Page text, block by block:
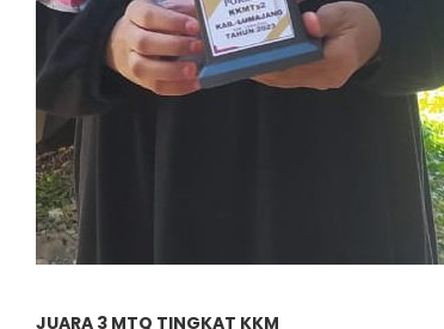
JUARA 3 MTQ TINGKAT KKM